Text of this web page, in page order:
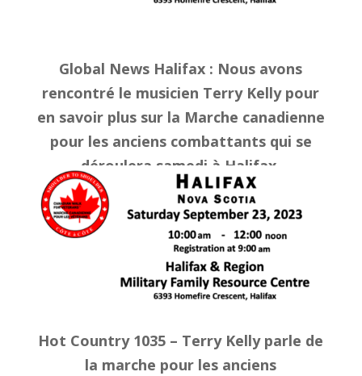
Global News Halifax : Nous avons
rencontré le musicien Terry Kelly pour
en savoir plus sur la Marche canadienne
pour les anciens combattants qui se
déroulera samedi à Halifax.
Hot Country 1035 – Terry Kelly parle de
la marche pour les anciens